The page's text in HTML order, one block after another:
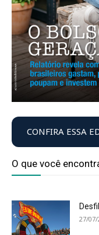
CONFIRA ESSA
O que você
27/07/